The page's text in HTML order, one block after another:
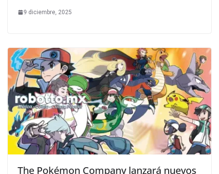
9 diciembre, 2025
The Pokémon Company lanzará nuevos